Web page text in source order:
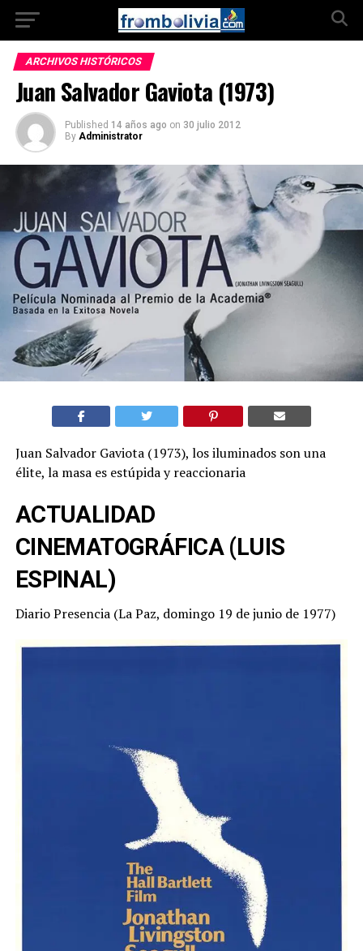
ARCHIVOS HISTÓRICOS
Juan Salvador Gaviota (1973)
Published 14 años ago on 30 julio 2012
By Administrator
Juan Salvador Gaviota (1973), los iluminados son una
élite, la masa es estúpida y reaccionaria
ACTUALIDAD
CINEMATOGRÁFICA (LUIS
ESPINAL)
Diario Presencia (La Paz, domingo 19 de junio de 1977)